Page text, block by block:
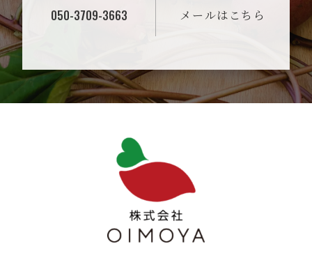
050-3709-3663 メールはこちら